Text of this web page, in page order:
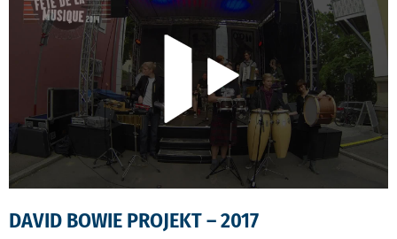
CAMPUSCHOR
DAVID BOWIE PROJEKT – 2017